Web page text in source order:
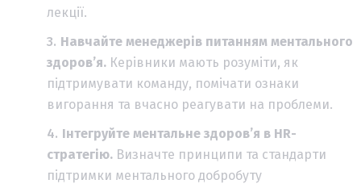
лекції.
Навчайте менеджерів питанням ментального
здоров’я. Керівники мають розуміти, як
підтримувати команду, помічати ознаки
вигорання та вчасно реагувати на проблеми.
Інтегруйте ментальне здоров’я в HR-
стратегію. Визначте принципи та стандарти
підтримки ментального добробуту